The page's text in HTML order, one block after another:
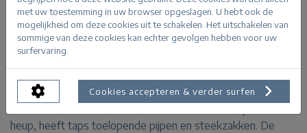
Tessy CRP slubtwill colour pebble
PRODUCTINFORMATIE
De Tessy CRP slubtwill colour is een slubtwill broek met
heup, heeft taps toelopende pijpen en steekzakken. De
met uw toestemming in uw browser opgeslagen. U hebt ook de
mogelijkheid om deze cookies uit te schakelen. Het uitschakelen van
sommige van deze cookies kan echter gevolgen hebben voor uw
surfervaring.
Cookies accepteren & verder surfen